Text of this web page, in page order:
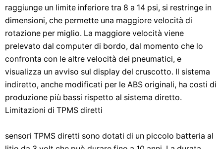
raggiunge un limite inferiore tra 8 a 14 psi, si restringe in
dimensioni, che permette una maggiore velocità di
rotazione per miglio. La maggiore velocità viene
prelevato dal computer di bordo, dal momento che lo
confronta con le altre velocità dei pneumatici, e
visualizza un avviso sul display del cruscotto. Il sistema
indiretto, anche modificati per le ABS originali, ha costi di
produzione più bassi rispetto al sistema diretto.
Limitazioni di TPMS diretti
sensori TPMS diretti sono dotati di un piccolo batteria al